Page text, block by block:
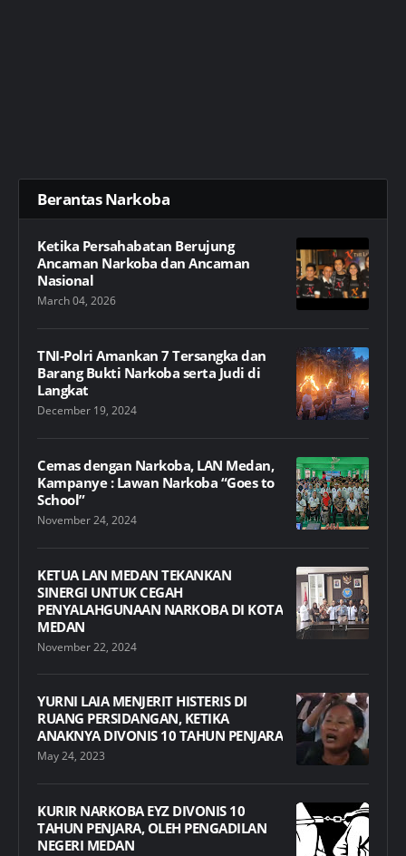
Berantas Narkoba
Ketika Persahabatan Berujung
Ancaman Narkoba dan Ancaman
Nasional
March 04, 2026
TNI-Polri Amankan 7 Tersangka dan
Barang Bukti Narkoba serta Judi di
Langkat
December 19, 2024
Cemas dengan Narkoba, LAN Medan,
Kampanye : Lawan Narkoba “Goes to
School”
November 24, 2024
KETUA LAN MEDAN TEKANKAN
SINERGI UNTUK CEGAH
PENYALAHGUNAAN NARKOBA DI KOTA
MEDAN
November 22, 2024
YURNI LAIA MENJERIT HISTERIS DI
RUANG PERSIDANGAN, KETIKA
ANAKNYA DIVONIS 10 TAHUN PENJARA
May 24, 2023
KURIR NARKOBA EYZ DIVONIS 10
TAHUN PENJARA, OLEH PENGADILAN
NEGERI MEDAN